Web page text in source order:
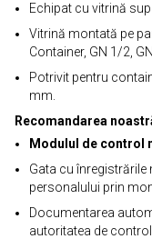
Echipat cu vitrină
Vitrină montată pe
Container, GN 1/2,
Potrivit pentru
mm.
Recomandarea
Modulul de control
Gata cu înregistrările
personalului prin
Documentarea
autoritatea de